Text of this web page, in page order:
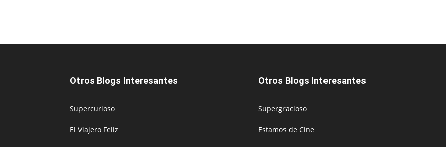
Otros Blogs Interesantes
Supercurioso
El Viajero Feliz
Otros Blogs Interesantes
Supergracioso
Estamos de Cine